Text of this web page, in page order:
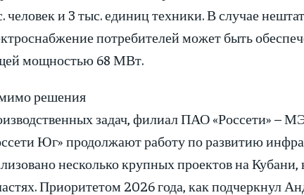
человек и 3 тыс. единиц техники. В случае
потребителей может быть
мощностью 68 МВт.
решения
задач, филиал ПАО «Россети» –
Юг» продолжают работу по развитию
несколько крупных проектов на Кубани,
Приоритетом 2026 года, как подчеркнул